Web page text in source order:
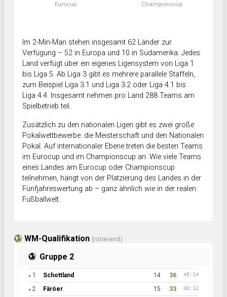
Eurocup Championscup
Im 2-Min-Man stehen insgesamt 62 Länder zur
Verfügung – 52 in Europa und 10 in Südamerika. Jedes
Land verfügt über ein eigenes Ligensystem von Liga 1
bis Liga 5. Ab Liga 3 gibt es mehrere parallele Staffeln,
zum Beispiel Liga 3.1 und Liga 3.2 oder Liga 4.1 bis
Liga 4.4. Insgesamt nehmen pro Land 288 Teams am
Spielbetrieb teil.
Zusätzlich zu den nationalen Ligen gibt es zwei große
Pokalwettbewerbe: die Meisterschaft und den Nationalen
Pokal. Auf internationaler Ebene treten die besten Teams
im Eurocup und im Championscup an. Wie viele Teams
eines Landes am Eurocup oder Championscup
teilnehmen, hängt von der Platzierung des Landes in der
Fünfjahreswertung ab – ganz ähnlich wie in der realen
Fußballwelt.
WM-Qualifikation (rotierend)
Gruppe 2
● 1 Schottland 14 36 45:14
● 2 Färöer 15 33 30:12